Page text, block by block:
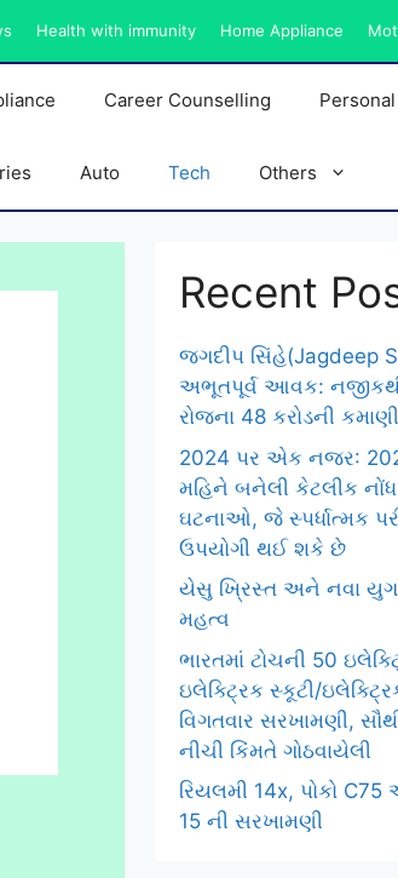
Health with immunity Home Appliance
Career Counselling
Auto Tech Others
Recent
જગદીપ સિંહે(Jagdeep
અભૂતપૂર્વ આવક:
રોજના 48 કરોડની
2024 પર એક નજર:
મહિને બનેલી કેટલીક
ઘટનાઓ, જે સ્પર્ધાત્મક
ઉપયોગી થઈ શકે છે
યેસુ ખ્રિસ્ત અને નવા
મહત્વ
ભારતમાં ટોચની 50
ઇલેક્ટ્રિક સ્કૂટી/
વિગતવાર સરખામણી,
નીચી કિંમતે ગોઠવાયેલી
રિયલમી 14x, પોકો
15 ની સરખામણી